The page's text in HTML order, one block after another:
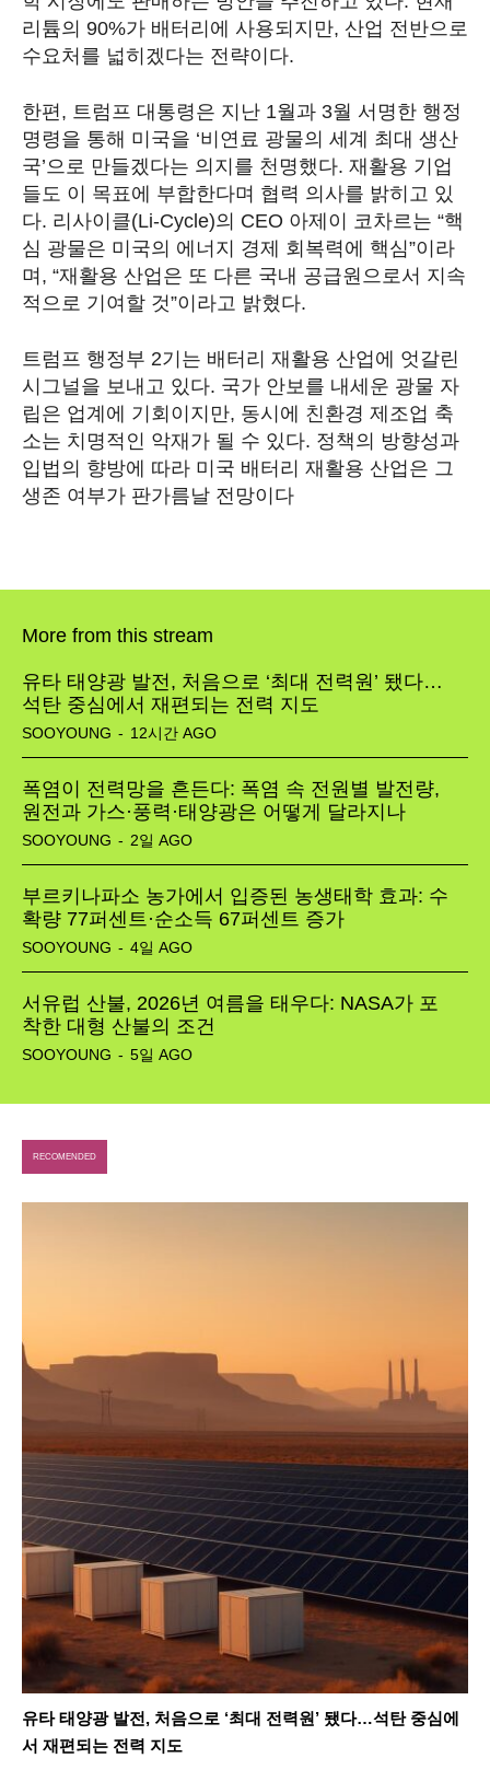
SEARCH...
Climate
Life
Interview
Article
Tech
리튬의 90%가 배터리에 사용되지만, 산업 전반으로
수요처를 넓히겠다는 전략이다.
한편, 트럼프 대통령은 지난 1월과 3월 서명한 행정
명령을 통해 미국을 ‘비연료 광물의 세계 최대 생산
국’으로 만들겠다는 의지를 천명했다. 재활용 기업
들도 이 목표에 부합한다며 협력 의사를 밝히고 있
다. 리사이클(Li-Cycle)의 CEO 아제이 코차르는 “핵
심 광물은 미국의 에너지 경제 회복력에 핵심”이라
며, “재활용 산업은 또 다른 국내 공급원으로서 지속
적으로 기여할 것”이라고 밝혔다.
트럼프 행정부 2기는 배터리 재활용 산업에 엇갈린
시그널을 보내고 있다. 국가 안보를 내세운 광물 자
립은 업계에 기회이지만, 동시에 친환경 제조업 축
소는 치명적인 악재가 될 수 있다. 정책의 방향성과
입법의 향방에 따라 미국 배터리 재활용 산업은 그
생존 여부가 판가름날 전망이다
More from this stream
유타 태양광 발전, 처음으로 ‘최대 전력원’ 됐다…
석탄 중심에서 재편되는 전력 지도
SOOYOUNG - 12시간 AGO
폭염이 전력망을 흔든다: 폭염 속 전원별 발전량,
원전과 가스·풍력·태양광은 어떻게 달라지나
SOOYOUNG - 2일 AGO
부르키나파소 농가에서 입증된 농생태학 효과: 수
확량 77퍼센트·순소득 67퍼센트 증가
SOOYOUNG - 4일 AGO
서유럽 산불, 2026년 여름을 태우다: NASA가 포
착한 대형 산불의 조건
SOOYOUNG - 5일 AGO
RECOMENDED
유타 태양광 발전, 처음으로 ‘최대 전력원’ 됐다…석탄 중심에
서 재편되는 전력 지도